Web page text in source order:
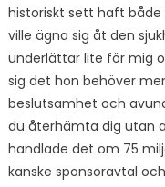
historiskt sett haft både
ville ägna sig åt den
underlättar lite för mig
sig det hon behöver
beslutsamhet och
du återhämta dig utan
handlade det om 75
kanske sponsoravtal